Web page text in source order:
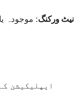
نیٹ ورکنگ: موجودہ
ایپلیکیشن